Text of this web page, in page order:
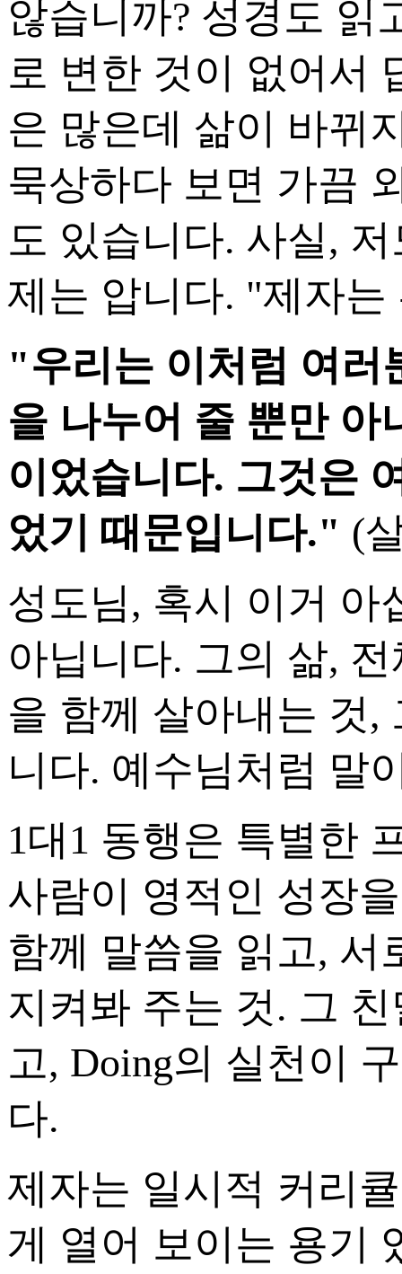
않습니까? 성경도 읽
로 변한 것이 없어서
은 많은데 삶이 바뀌
묵상하다 보면 가끔
도 있습니다. 사실,
제는 압니다. "제자
"우리는 이처럼 여러
을 나누어 줄 뿐만 아
이었습니다. 그것은
었기 때문입니다." (
성도님, 혹시 이거 아
아닙니다. 그의 삶,
을 함께 살아내는 것,
니다. 예수님처럼 말
1대1 동행은 특별한
사람이 영적인 성장
함께 말씀을 읽고, 서
지켜봐 주는 것. 그
고, Doing의 실천이
다.
제자는 일시적 커리
게 열어 보이는 용기